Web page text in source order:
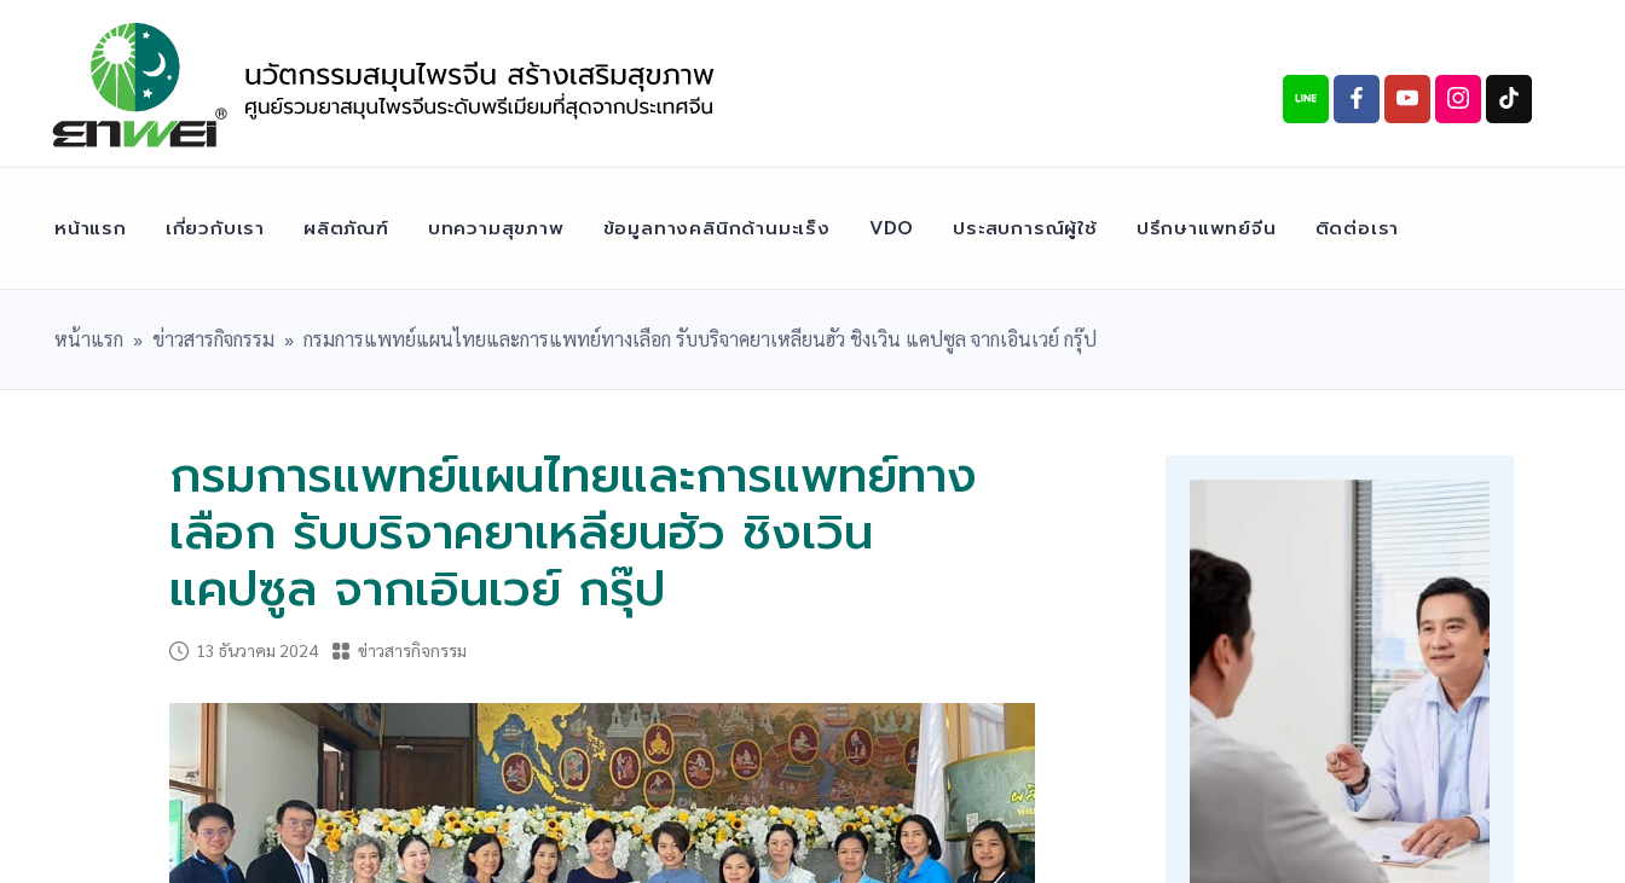
หน้าแรก เกี่ยวกับเรา ผลิตภัณฑ์ บทความสุขภาพ ข้อมูลทางคลินิกด้านมะเร็ง VDO ประสบการณ์ผู้ใช้ ปรึกษาแพทย์จีน ติดต่อเรา
หน้าแรก » ข่าวสารกิจกรรม » กรมการแพทย์แผนไทยและการแพทย์ทางเลือก รับบริจาคยาเหลียนฮัว ชิงเวิน แคปซูล จากเอินเวย์ กรุ๊ป
กรมการแพทย์แผนไทยและการแพทย์ทาง
เลือก รับบริจาคยาเหลียนฮัว ชิงเวิน
แคปซูล จากเอินเวย์ กรุ๊ป
13 ธันวาคม 2024 ข่าวสารกิจกรรม